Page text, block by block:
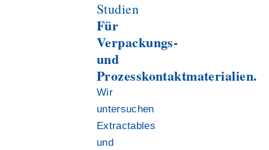
Studien
Für
Verpackungs-
und
Prozesskontaktmaterialien.
Wir
untersuchen
Extractables
und